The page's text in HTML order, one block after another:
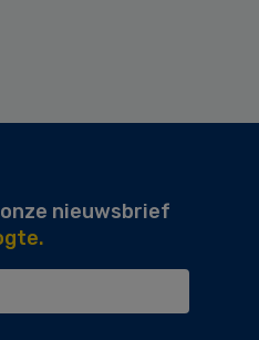
nieuwsbrief